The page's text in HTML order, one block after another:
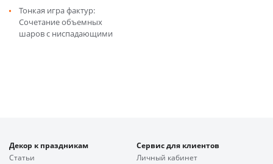
Тонкая игра фактур:
Сочетание объемных
шаров с ниспадающими
Декор к праздникам
Статьи
Сервис для клиентов
Личный кабинет